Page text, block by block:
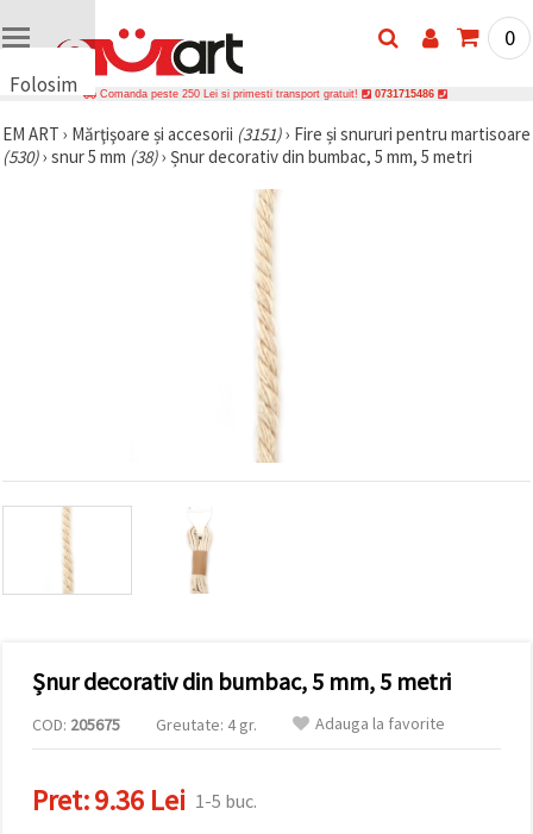
Folosim
uri
🍪 Folosim
traficul și a
conținut și
noștri de
analiză și
marketing.
Puteți fi de
utilizați
toate
0
Comanda peste 250 Lei si primesti transport gratuit! 0731715486
EM ART › Mărţişoare și accesorii (3151)› Fire și snururi pentru martisoare
(530)› snur 5 mm (38)› Șnur decorativ din bumbac, 5 mm, 5 metri
Șnur decorativ din bumbac, 5 mm, 5 metri
COD: 205675 Greutate: 4 gr. Adauga la favorite
Pret:9.36 Lei 1-5 buc.